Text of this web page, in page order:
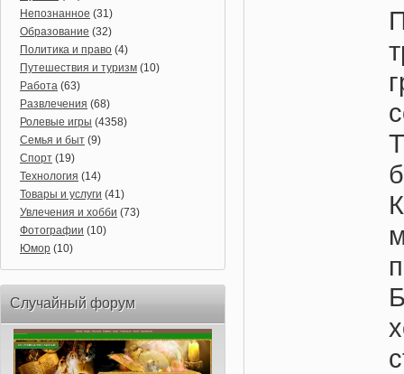
Непознанное (31)
Образование (32)
Политика и право (4)
Путешествия и туризм (10)
Работа (63)
Развлечения (68)
Ролевые игры (4358)
Семья и быт (9)
Спорт (19)
Технология (14)
Товары и услуги (41)
Увлечения и хобби (73)
Фотографии (10)
Юмор (10)
Случайный форум